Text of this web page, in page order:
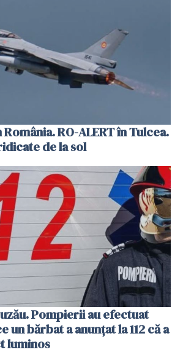
RO-ALERT în Tulcea.
de la sol
Pompierii au efectuat
un bărbat a anunțat la 112 că a
luminos